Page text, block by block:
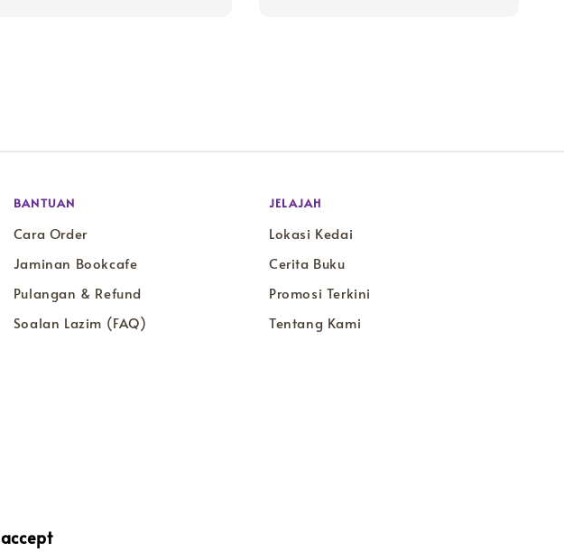
BANTUAN
Cara Order
Jaminan Bookcafe
Pulangan & Refund
Soalan Lazim (FAQ)
JELAJAH
Lokasi Kedai
Cerita Buku
Promosi Terkini
Tentang Kami